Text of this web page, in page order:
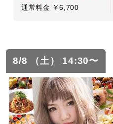
通常料金 ￥6,700
8/8 （土） 14:30〜